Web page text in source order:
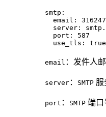
smtp :
  email
:
  server
:
  port
:
587
  use_tls
: true
email ：发件人
server ： SMTP 服
port ： SMTP 端口